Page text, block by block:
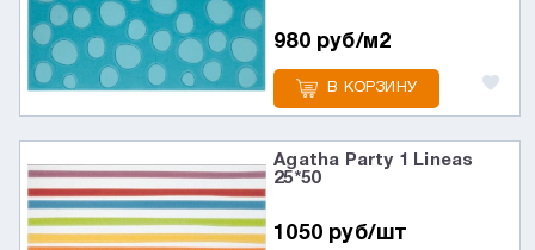
980 руб/м2
В КОРЗИНУ
Agatha Party 1 Lineas
25*50
1050 руб/шт